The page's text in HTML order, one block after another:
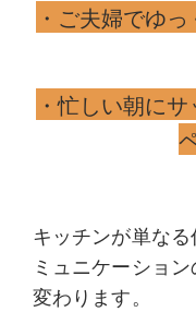
・ご夫婦でゆ
・忙しい朝に
キッチンが単なる
ミュニケーショ
変わります。